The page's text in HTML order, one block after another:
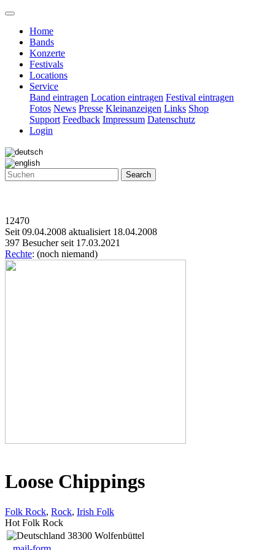
Home
Bands
Konzerte
Festivals
Locations
Service
Band eintragen Location eintragen Festival eintragen
Fotos News Presse Kleinanzeigen Links Shop
Support Feedback Impressum Datenschutz
Login
Search
12470
Seit 09.04.2008 aktualisiert 18.04.2008
397 Besucher seit 17.03.2021
Rechte: (noch niemand)
Loose Chippings
Folk Rock, Rock, Irish Folk
Hot Folk Rock
38300 Wolfenbüttel